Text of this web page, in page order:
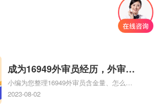
成为16949外审员经历，外审员
16949
小编为您整理16949外审员含金量、怎么才
能成为注册的TS16949:2009的外审员、我
2023-08-02